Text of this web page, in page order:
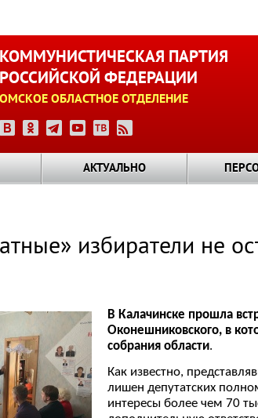
КОММУНИСТИЧЕСКАЯ ПАРТИЯ
РОССИЙСКОЙ ФЕДЕРАЦИИ
ОМСКОЕ ОБЛАСТНОЕ ОТДЕЛЕНИЕ
АКТУАЛЬНО
избиратели не
В Калачинске прошла
Оконешниковского, в
собрания области.
Как известно,
лишен депутатских
интересы более чем 70